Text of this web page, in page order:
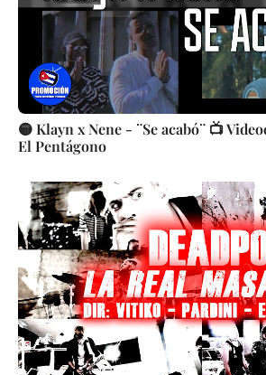
🟡 Klayn x Nene - ¨Se acabó¨ 📺
El Pentágono